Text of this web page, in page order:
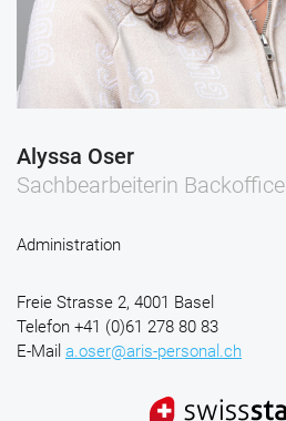
Alyssa Oser
Sachbearbeiterin Backoffice
Administration
Freie Strasse 2, 4001 Basel
Telefon +41 (0)61 278 80 83
E-Mail a.oser@aris-personal.ch